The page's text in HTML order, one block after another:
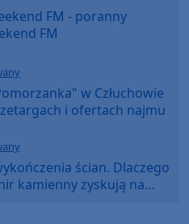
FM - poranny
FM
w Człuchowie
i ofertach najmu
ścian. Dlaczego
kamienny zyskują na